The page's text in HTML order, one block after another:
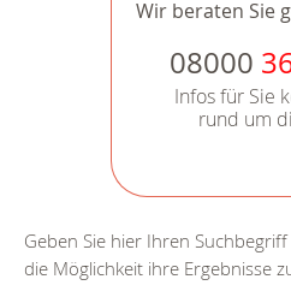
Wir beraten Sie
08000
Infos für Sie
rund um
Geben Sie hier Ihren
die Möglichkeit ihre Ergebnisse